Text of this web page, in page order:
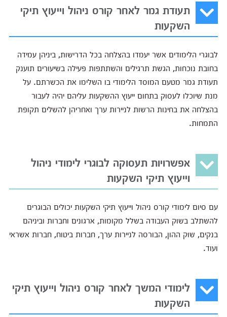
תעודת גמר לאחר קורס ניהול וייעוץ תיקי
השקעות
לבוגרי הלימודים אשר יעמדו בהצלחה בכל הדרישות, ביניהן עמידה
בחובת נוכחות, הגשת תרגילים והשתתפות פעילה בשיעורים תוענק
תעודת גמר מטעם המוסד הלימודי בו השלימו את הכשרתם. על
מנת שיוכלו לעסוק בתחום ייעוץ ההשקעות עליהם יהיה לעבור
בהצלחה את בחינות הרשות לניירות ערך ואחריהן להשלים תקופת
התמחות.
אפשרויות תעסוקה לבוגרי לימודי ניהול
וייעוץ תיקי השקעות
עם סיום לימודי קורס ניהול וייעוץ תיקי השקעות יכולים הבוגרים
להשתלב בשוק העבודה בשלל מקומות, ארגונים וחברות וביניהם
בנקים, שוק ההון, הבורסה לניירות ערך, חברות ביטוח, חברות אשראי
ועוד.
לימודי המשך לאחר קורס ניהול וייעוץ תיקי
השקעות